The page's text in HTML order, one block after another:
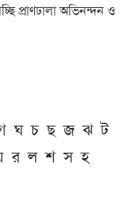
প্রাণঢালা অভিনন্দন ও
ঘ চ ছ জ ঝ ট
র ল শ স হ